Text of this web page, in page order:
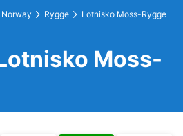
Norway Rygge
Lotnisko Moss-Rygge
Moss-